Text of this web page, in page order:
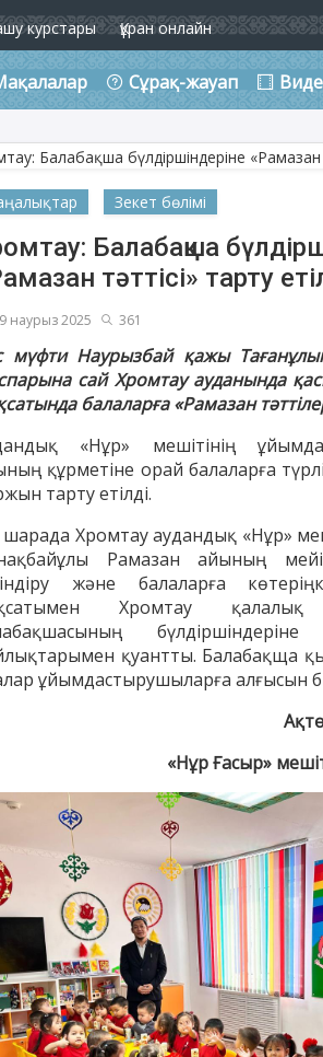
курстары Құран онлайн
Сұрақ-жауап
Бекжан
Жұмабаев
Зекет бөлімі
Балабақша
тәттісі» тарту
наурыз 2025 361
мүфти Наурызбай қажы
сай Хромтау ауданында
балаларға «Рамазан
«Нұр» мешітінің
құрметіне орай балаларға
тарту етілді.
шарада Хромтау аудандық «Нұр»
Рамазан айының
және балаларға
Хромтау қалалық
қуантты. Балабақща
ұйымдастырушыларға алғысын
«Нұр Ғасыр»